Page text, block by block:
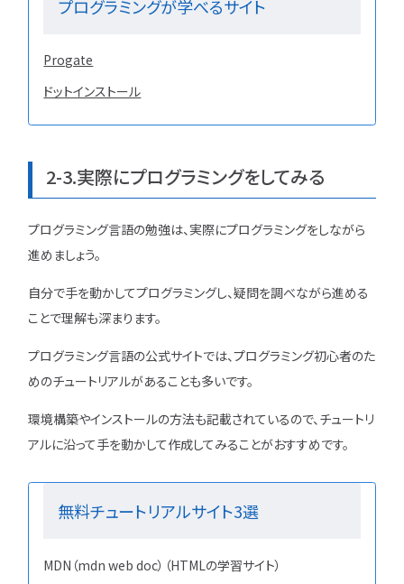
プログラミングが学べるサイト
Progate
ドットインストール
2-3.実際にプログラミングをしてみる
プログラミング言語の勉強は、実際にプログラミングをしながら
進めましょう。
自分で手を動かしてプログラミングし、疑問を調べながら進める
ことで理解も深まります。
プログラミング言語の公式サイトでは、プログラミング初心者のた
めのチュートリアルがあることも多いです。
環境構築やインストールの方法も記載されているので、チュートリ
アルに沿って手を動かして作成してみることがおすすめです。
無料チュートリアルサイト3選
MDN（mdn web doc）（HTMLの学習サイト）